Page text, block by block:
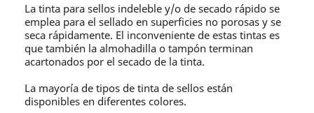
La tinta para sellos indeleble y/o de secado rápido se
emplea para el sellado en superficies no porosas y se
seca rápidamente. El inconveniente de estas tintas es
que también la almohadilla o tampón terminan
acartonados por el secado de la tinta.
La mayoría de tipos de tinta de sellos están
disponibles en diferentes colores.